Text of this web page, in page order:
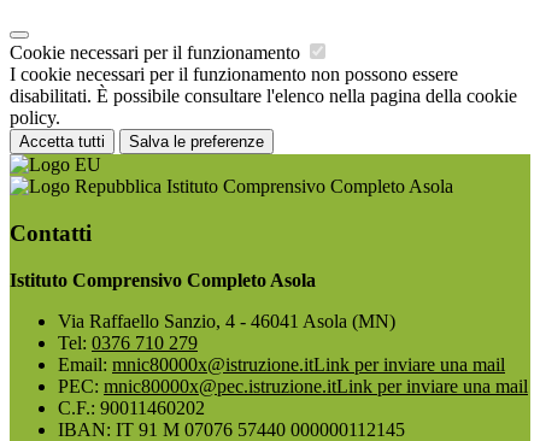
Cookie necessari per il funzionamento
I cookie necessari per il funzionamento non possono essere
disabilitati. È possibile consultare l'elenco nella pagina della cookie
policy.
Accetta tutti Salva le preferenze
Istituto Comprensivo Completo Asola
Contatti
Istituto Comprensivo Completo Asola
Via Raffaello Sanzio, 4 - 46041 Asola (MN)
Tel: 0376 710 279
Email: mnic80000x@istruzione.itLink per inviare una mail
PEC: mnic80000x@pec.istruzione.itLink per inviare una mail
C.F.: 90011460202
IBAN: IT 91 M 07076 57440 000000112145